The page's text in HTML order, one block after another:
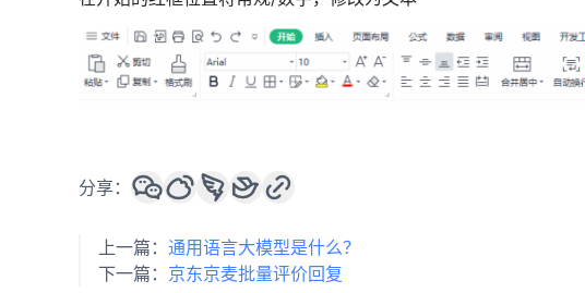
分享：
上一篇： 通用语言大模型是什么？
下一篇： 京东京麦批量评价回复